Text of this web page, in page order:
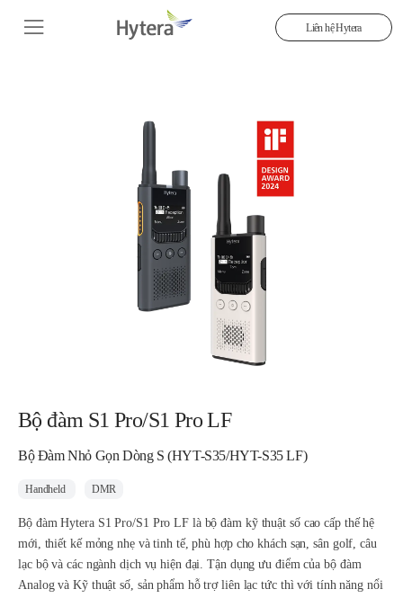
Liên hệ Hytera
Bộ đàm S1 Pro/S1 Pro LF
Bộ Đàm Nhỏ Gọn Dòng S (HYT-S35/HYT-S35 LF)
Handheld DMR
Bộ đàm Hytera S1 Pro/S1 Pro LF là bộ đàm kỹ thuật số cao cấp thế hệ
mới, thiết kế mỏng nhẹ và tinh tế, phù hợp cho khách sạn, sân golf, câu
lạc bộ và các ngành dịch vụ hiện đại. Tận dụng ưu điểm của bộ đàm
Analog và Kỹ thuật số, sản phẩm hỗ trợ liên lạc tức thì với tính năng nổi